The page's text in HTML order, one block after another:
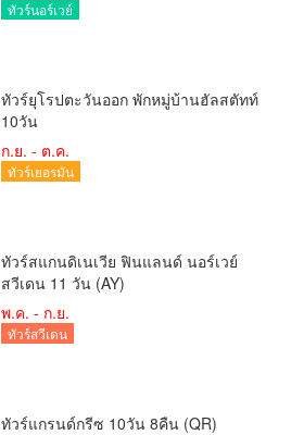
ทัวร์นอร์เวย์
ทัวร์ยุโรปตะวันออก พักหมู่บ้านฮัลสตัทท์
10วัน
ก.ย. - ต.ค.
ทัวร์เยอรมัน
ทัวร์สแกนดิเนเวีย ฟินแลนด์ นอร์เวย์
สวีเดน 11 วัน (AY)
พ.ค. - ก.ย.
ทัวร์สวีเดน
ทัวร์แกรนด์กรีซ 10วัน 8คืน (QR)